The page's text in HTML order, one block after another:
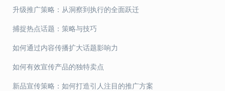
升级推广策略：从洞察到执行的全面跃迁
捕捉热点话题：策略与技巧
如何通过内容传播扩大话题影响力
如何有效宣传产品的独特卖点
新品宣传策略：如何打造引人注目的推广方案